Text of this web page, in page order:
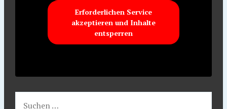
Erforderlichen Service
akzeptieren und Inhalte
entsperren